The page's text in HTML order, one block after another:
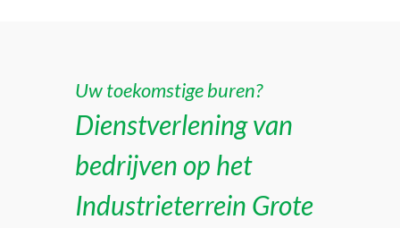
Uw toekomstige buren?
Dienstverlening van
bedrijven op het
Industrieterrein Grote